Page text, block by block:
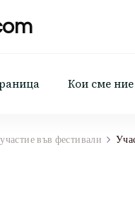
Кои сме ние
във фестивали